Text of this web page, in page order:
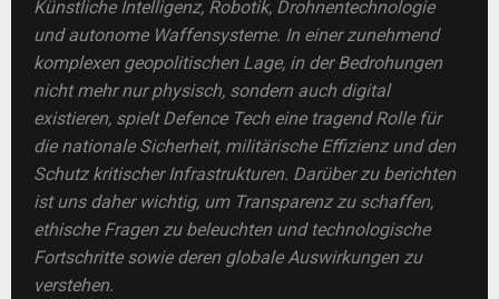
Künstliche Intelligenz, Robotik, Drohnentechnologie
und autonome Waffensysteme. In einer zunehmend
komplexen geopolitischen Lage, in der Bedrohungen
nicht mehr nur physisch, sondern auch digital
existieren, spielt Defence Tech eine tragend Rolle für
die nationale Sicherheit, militärische Effizienz und den
Schutz kritischer Infrastrukturen. Darüber zu berichten
ist uns daher wichtig, um Transparenz zu schaffen,
ethische Fragen zu beleuchten und technologische
Fortschritte sowie deren globale Auswirkungen zu
verstehen.